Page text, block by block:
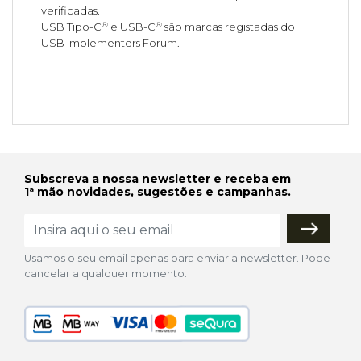
verificadas.
USB Tipo-C® e USB-C® são marcas registadas do
USB Implementers Forum.
Subscreva a nossa newsletter e receba em
1ª mão novidades, sugestões e campanhas.
Usamos o seu email apenas para enviar a newsletter. Pode
cancelar a qualquer momento.